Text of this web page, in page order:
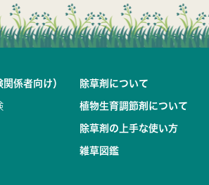
係者向け） 除草剤について
植物生育調節剤について
除草剤の上手な使い方
雑草図鑑